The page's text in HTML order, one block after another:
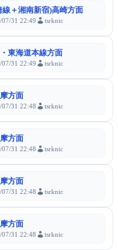
線＋湘南新宿)高崎方面
07/31 22:49 tsrknic
東海道本線方面
07/31 22:49 tsrknic
方面
07/31 22:48 tsrknic
方面
07/31 22:48 tsrknic
方面
07/31 22:48 tsrknic
方面
07/31 22:48 tsrknic